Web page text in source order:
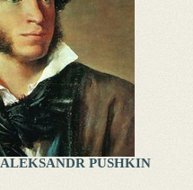
ALEKSANDR PUSHKIN